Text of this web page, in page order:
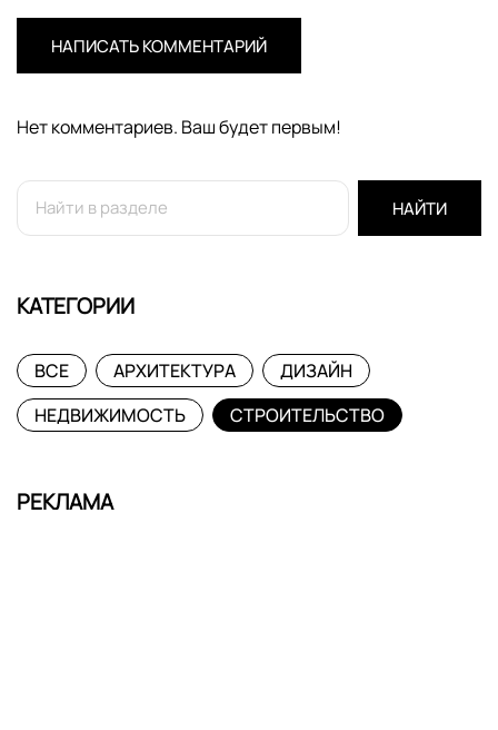
НАПИСАТЬ КОММЕНТАРИЙ
Нет комментариев. Ваш будет первым!
НАЙТИ
КАТЕГОРИИ
ВСЕ АРХИТЕКТУРА
ДИЗАЙН
НЕДВИЖИМОСТЬ
СТРОИТЕЛЬСТВО
РЕКЛАМА